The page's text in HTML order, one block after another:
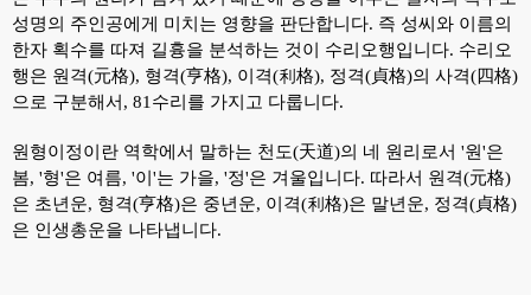
성명의 주인공에게 미치는 영향을 판단합니다. 즉 성씨와 이름의
한자 획수를 따져 길흉을 분석하는 것이 수리오행입니다. 수리오
행은 원격(元格), 형격(亨格), 이격(利格), 정격(貞格)의 사격(四格)
으로 구분해서, 81수리를 가지고 다룹니다.
원형이정이란 역학에서 말하는 천도(天道)의 네 원리로서 '원'은
봄, '형'은 여름, '이'는 가을, '정'은 겨울입니다. 따라서 원격(元格)
은 초년운, 형격(亨格)은 중년운, 이격(利格)은 말년운, 정격(貞格)
은 인생총운을 나타냅니다.